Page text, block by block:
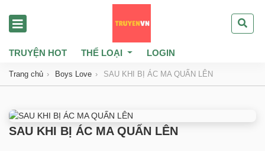
TRUYỆN HOT THỂ LOẠI LOGIN
Trang chủ Boys Love SAU KHI BỊ ÁC MA QUẤN LÊN
SAU KHI BỊ ÁC MA QUẤN LÊN